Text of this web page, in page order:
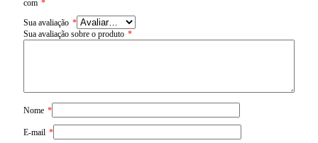
com *
Sua avaliação *
Sua avaliação sobre o produto *
Nome *
E-mail *